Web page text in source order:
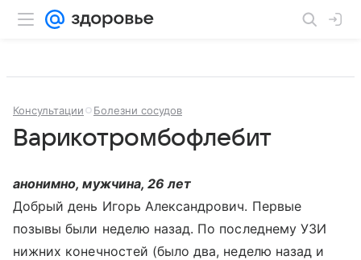
Консультации Болезни сосудов
Варикотромбофлебит
анонимно, мужчина, 26 лет
Добрый день Игорь Александрович. Первые
позывы были неделю назад. По последнему УЗИ
нижних конечностей (было два, неделю назад и